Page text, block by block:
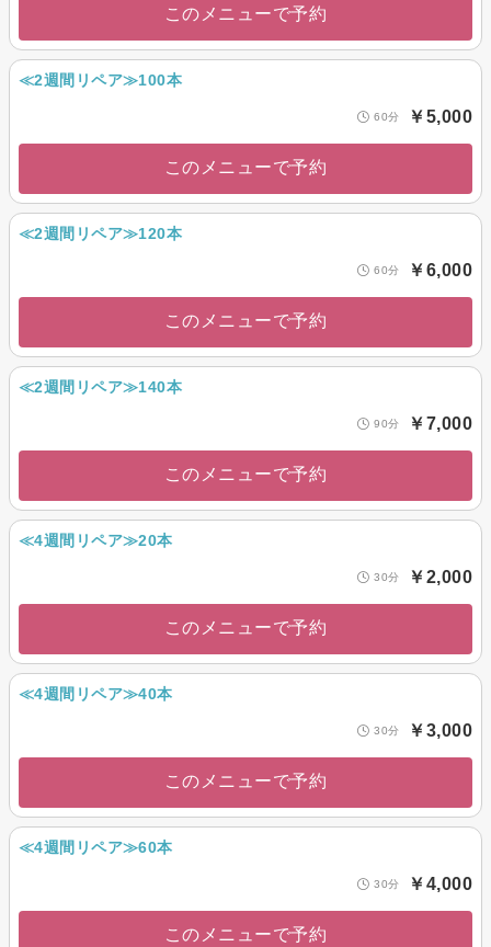
このメニューで予約
≪2週間リペア≫100本
60分 ￥5,000
このメニューで予約
≪2週間リペア≫120本
60分 ￥6,000
このメニューで予約
≪2週間リペア≫140本
90分 ￥7,000
このメニューで予約
≪4週間リペア≫20本
30分 ￥2,000
このメニューで予約
≪4週間リペア≫40本
30分 ￥3,000
このメニューで予約
≪4週間リペア≫60本
30分 ￥4,000
このメニューで予約